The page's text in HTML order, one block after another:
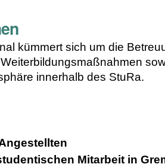
kümmert sich um die
innerhalb des StuRa.
Mitarbeit in